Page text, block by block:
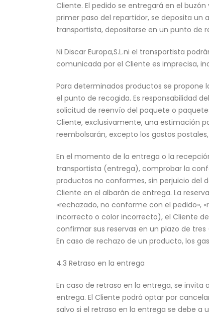
Cliente. El pedido se entregará en el
primer paso del repartidor, se deposita un
transportista, depositarse en un punto de
Ni Discar Europa,S.L.ni el transportista
comunicada por el Cliente es imprecisa,
Para determinados productos se propone
el punto de recogida. Es responsabilidad
solicitud de reenvío del paquete o
Cliente, exclusivamente, una estimación
reembolsarán, excepto los gastos
En el momento de la entrega o la
transportista (entrega), comprobar la
productos no conformes, sin perjuicio del
Cliente en el albarán de entrega. La
«rechazado, no conforme con el
incorrecto o color incorrecto), el Cliente
confirmar sus reservas en un plazo de
En caso de rechazo de un producto, los
4.3 Retraso en la entrega
En caso de retraso en la entrega, se
entrega. El Cliente podrá optar por
salvo si el retraso en la entrega se debe a